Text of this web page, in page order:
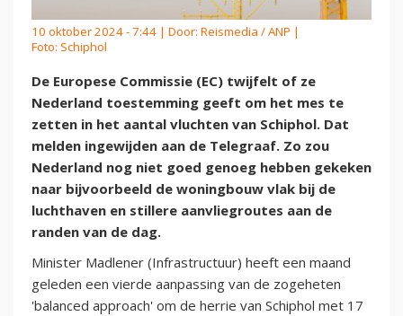
10 oktober 2024 - 7:44 | Door: Reismedia / ANP |
Foto: Schiphol
De Europese Commissie (EC) twijfelt of ze
Nederland toestemming geeft om het mes te
zetten in het aantal vluchten van Schiphol. Dat
melden ingewijden aan de Telegraaf. Zo zou
Nederland nog niet goed genoeg hebben gekeken
naar bijvoorbeeld de woningbouw vlak bij de
luchthaven en stillere aanvliegroutes aan de
randen van de dag.
Minister Madlener (Infrastructuur) heeft een maand
geleden een vierde aanpassing van de zogeheten
'balanced approach' om de herrie van Schiphol met 17